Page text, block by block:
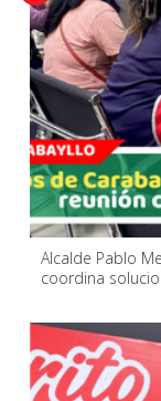
Alcalde Pablo
coordina